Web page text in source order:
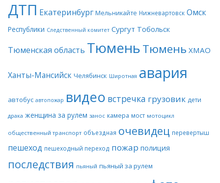
ДТП Екатеринбург Мельникайте Нижневартовск Омск
Республики Следственный комитет Сургут Тобольск
Тюменская область ТюменьТюмень ХМАО
Ханты-Мансийск Челябинск Широтная авария
автобус автопожар видео встречка грузовик дети
драка женщина за рулем занос камера мост мотоцикл
общественный транспорт объездная очевидец перевертыш
пешеход пешеходный переход пожар полиция
последствия пьяный пьяный за рулем